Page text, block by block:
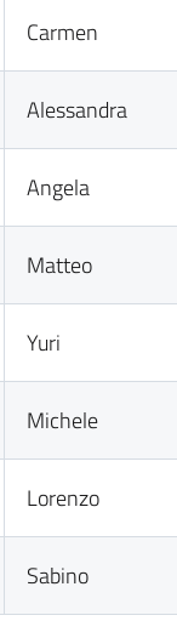
Carmen
Alessandra
Angela
Matteo
Yuri
Michele
Lorenzo
Sabino